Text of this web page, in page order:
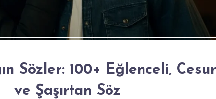
Sözler: 100+ Eğlenceli, Cesur
ve Şaşırtan Söz